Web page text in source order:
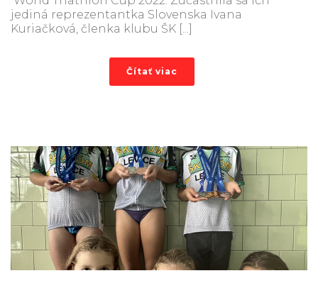
jediná reprezentantka Slovenska Ivana
Kuriačková, členka klubu ŠK [...]
Čítať viac